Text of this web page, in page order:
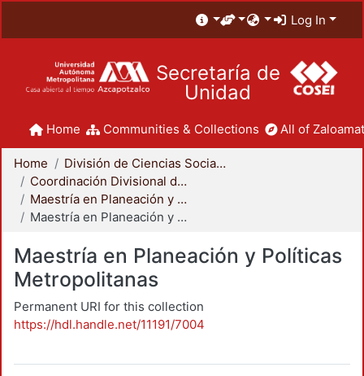
Log In
Secretaría de
Unidad
Home Communities & Collections All of
Home
División de Ciencias Sociales y Humanidades
Coordinación Divisional de Posgrado
Maestría en Planeación y Políticas Metropolitanas
Maestría en Planeación y Políticas Metropolitanas
Maestría en Planeación y Políticas
Metropolitanas
Permanent URI for this collection
https://hdl.handle.net/11191/7004